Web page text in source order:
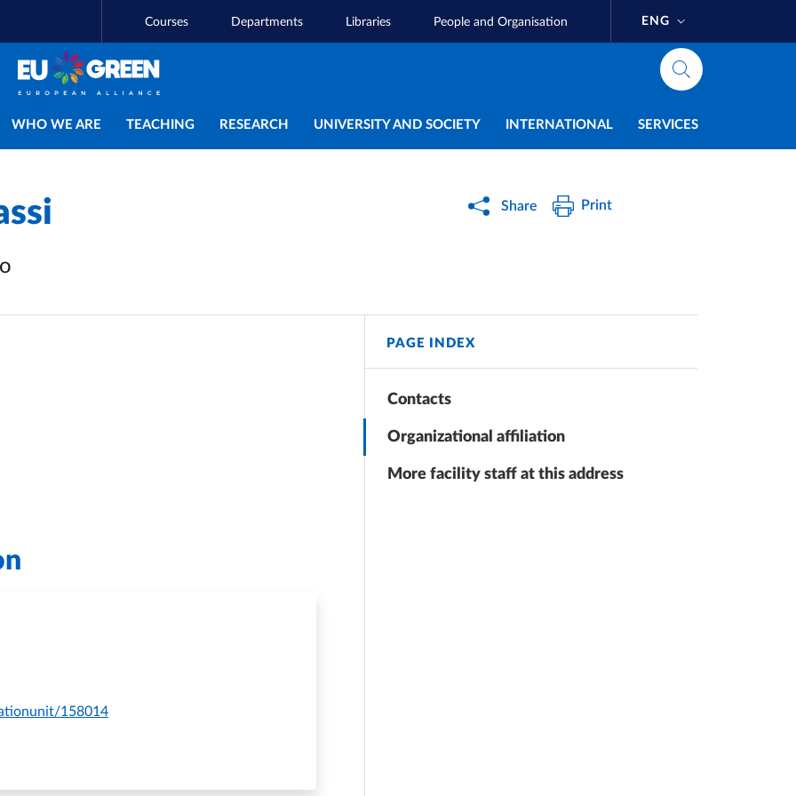
Courses Departments Libraries People and Organisation ENG
Main navigation
WHO WE ARE TEACHING RESEARCH UNIVERSITY AND SOCIETY INTERNATIONAL SERVICES
Share Print
PAGE INDEX
Contacts
Organizational affiliation
More facility staff at this address
158014
STUDENTI